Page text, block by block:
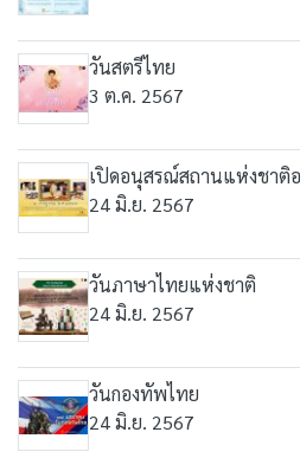
วันสตรีไทย
3 ต.ค. 2567
เปิดอนุสรณ์สถานแห่งชาติอ
24 มิ.ย. 2567
วันภาษาไทยแห่งชาติ
24 มิ.ย. 2567
วันกองทัพไทย
24 มิ.ย. 2567